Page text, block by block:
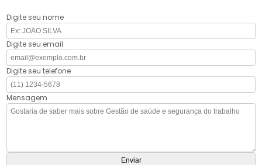
Digite seu nome
Digite seu email
Digite seu telefone
Mensagem